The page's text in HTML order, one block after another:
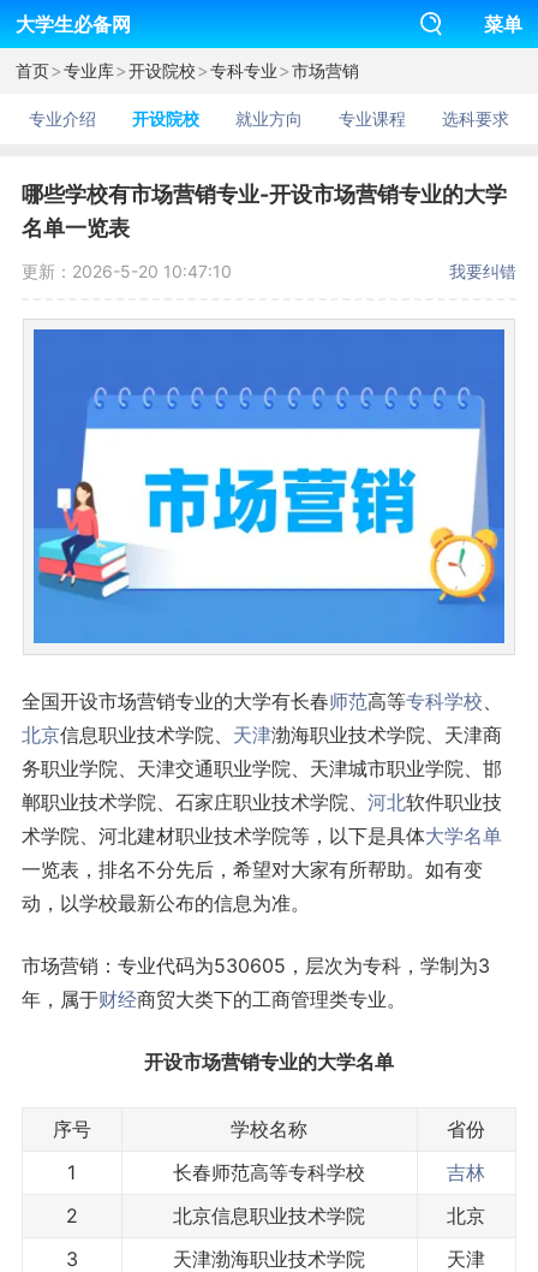
大学生必备网 菜单
首页>专业库>开设院校>专科专业>市场营销
专业介绍 开设院校 就业方向 专业课程 选科要求
哪些学校有市场营销专业-开设市场营销专业的大学
名单一览表
更新：2026-5-20 10:47:10 我要纠错
全国开设市场营销专业的大学有长春师范高等专科学校
北京信息职业技术学院、 天津渤海职业技术学院、天津商
务职业学院、天津交通职业学院、天津城市职业学院、邯
郸职业技术学院、石家庄职业技术学院、 河北软件职业技
术学院、河北建材职业技术学院等，以下是具体大学名单
一览表，排名不分先后，希望对大家有所帮助。如有变
动，以学校最新公布的信息为准。
市场营销：专业代码为530605，层次为专科，学制为3
年，属于财经商贸大类下的工商管理类专业。
开设市场营销专业的大学名单
序号 学校名称
省份
1
长春师范高等专科学校
吉林
2
北京信息职业技术学院
北京
3
天津渤海职业技术学院
天津